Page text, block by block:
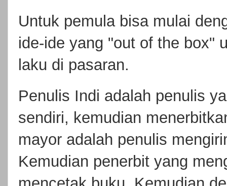
Untuk pemula bisa mulai
ide-ide yang "out of the box"
laku di pasaran.
Penulis Indi adalah penulis
sendiri, kemudian
mayor adalah penulis
Kemudian penerbit yang